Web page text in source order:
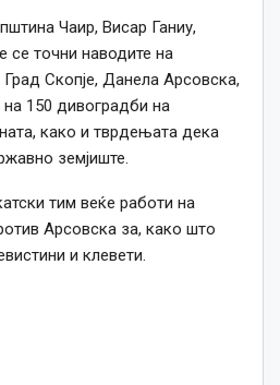
Чаир, Висар Ганиу,
се точни наводите на
Скопје, Данела Арсовска,
150 дивоградби на
како и тврдењата дека
земјиште.
тим веќе работи на
Арсовска за, како што
и клевети.